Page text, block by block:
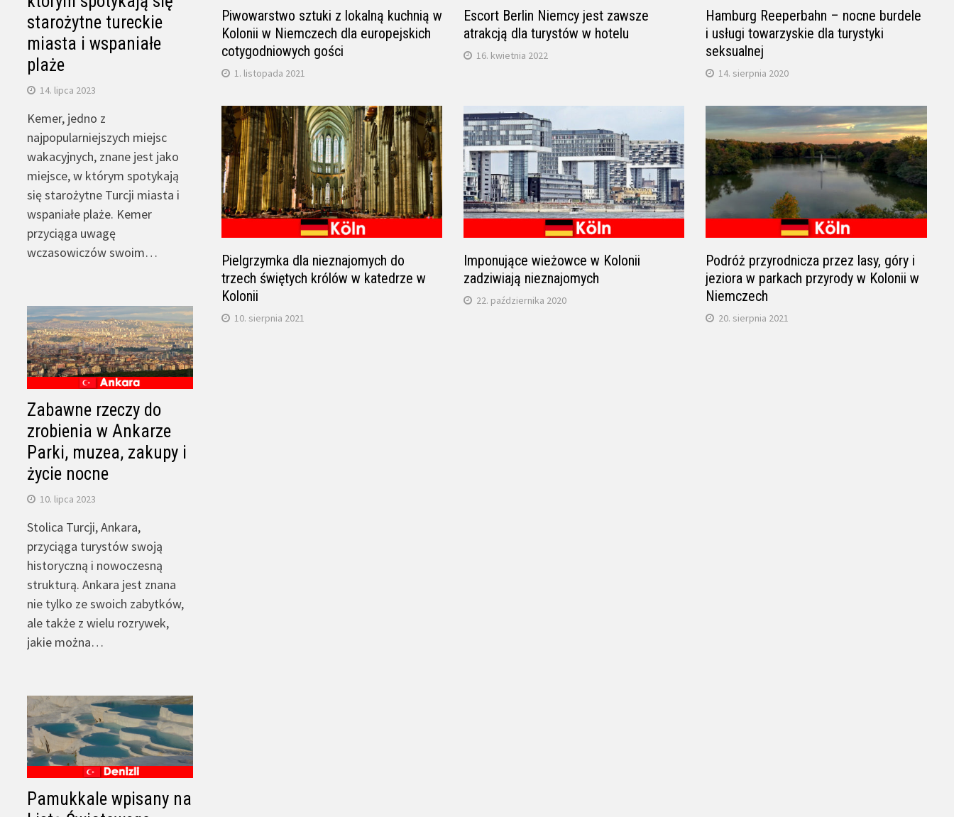
Piwowarstwo sztuki z lokalną kuchnią w
Kolonii w Niemczech dla europejskich
cotygodniowych gości
1. listopada 2021
Escort Berlin Niemcy jest zawsze
atrakcją dla turystów w hotelu
16. kwietnia 2022
Hamburg Reeperbahn – nocne burdele
i usługi towarzyskie dla turystyki
seksualnej
14. sierpnia 2020
Pielgrzymka dla nieznajomych do
trzech świętych królów w katedrze w
Kolonii
10. sierpnia 2021
Imponujące wieżowce w Kolonii
zadziwiają nieznajomych
22. października 2020
Podróż przyrodnicza przez lasy, góry i
jeziora w parkach przyrody w Kolonii w
Niemczech
20. sierpnia 2021
starożytne tureckie
miasta i wspaniałe
plaże
14. lipca 2023
Kemer, jedno z
najpopularniejszych miejsc
wakacyjnych, znane jest jako
miejsce, w którym spotykają
się starożytne Turcji miasta i
wspaniałe plaże. Kemer
przyciąga uwagę
wczasowiczów swoim…
Zabawne rzeczy do
zrobienia w Ankarze
Parki, muzea, zakupy i
życie nocne
10. lipca 2023
Stolica Turcji, Ankara,
przyciąga turystów swoją
historyczną i nowoczesną
strukturą. Ankara jest znana
nie tylko ze swoich zabytków,
ale także z wielu rozrywek,
jakie można…
Pamukkale wpisany na